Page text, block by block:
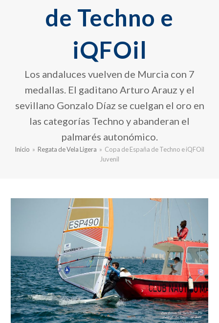
de Techno e
iQFOil
Los andaluces vuelven de Murcia con 7
medallas. El gaditano Arturo Arauz y el
sevillano Gonzalo Díaz se cuelgan el oro en
las categorías Techno y abanderan el
palmarés autonómico.
Inicio » Regata de Vela Ligera » Copa de España de Techno e iQFOil
Juvenil